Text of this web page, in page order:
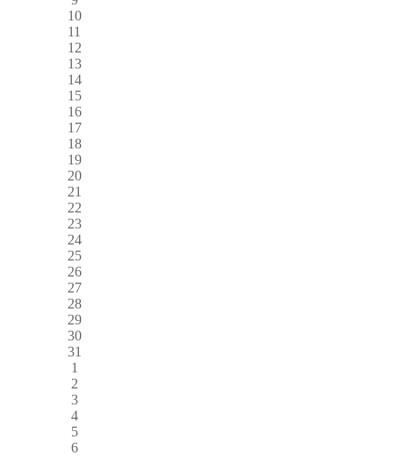
10
11
12
13
14
15
16
17
18
19
20
21
22
23
24
25
26
27
28
29
30
31
1
2
3
4
5
6